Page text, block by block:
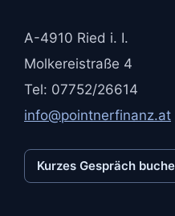
A-4910 Ried i. I.
Molkereistraße 4
Tel: 07752/26614
info@pointnerfinanz.at
Kurzes Gespräch